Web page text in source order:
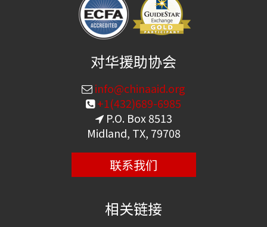
对华援助协会
info@chinaaid.org
+1(432)689-6985
P.O. Box 8513
Midland, TX, 79708
联系我们
相关链接